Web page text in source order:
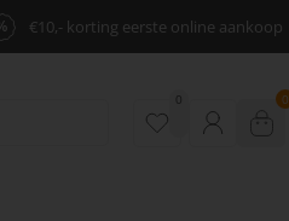
€10,- korting eerste online aankoop
0 0